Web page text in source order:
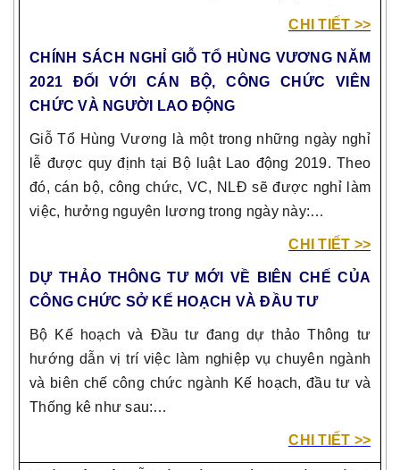
CHI TIẾT >>
CHÍNH SÁCH NGHỈ GIỖ TỔ HÙNG VƯƠNG NĂM
2021 ĐỐI VỚI CÁN BỘ, CÔNG CHỨC VIÊN
CHỨC VÀ NGƯỜI LAO ĐỘNG
Giỗ Tổ Hùng Vương là một trong những ngày nghỉ
lễ được quy định tại Bộ luật Lao động 2019. Theo
đó, cán bộ, công chức, VC, NLĐ sẽ được nghỉ làm
việc, hưởng nguyên lương trong ngày này:…
CHI TIẾT >>
DỰ THẢO THÔNG TƯ MỚI VỀ BIÊN CHẾ CỦA
CÔNG CHỨC SỞ KẾ HOẠCH VÀ ĐẦU TƯ
Bộ Kế hoạch và Đầu tư đang dự thảo Thông tư
hướng dẫn vị trí việc làm nghiệp vụ chuyên ngành
và biên chế công chức ngành Kế hoạch, đầu tư và
Thống kê như sau:…
CHI TIẾT >>